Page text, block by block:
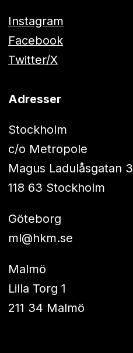
Instagram
Facebook
Twitter/X
Adresser
Stockholm
c/o Metropole
Magus Ladulåsgatan 3
118 63 Stockholm
Göteborg
ml@hkm.se
Malmö
Lilla Torg 1
211 34 Malmö